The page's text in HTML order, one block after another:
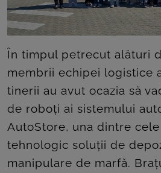
În timpul petrecut alături
membrii echipei logistice
tinerii au avut ocazia să
de roboți ai sistemului
AutoStore, una dintre
tehnologic soluții de
manipulare de marfă.